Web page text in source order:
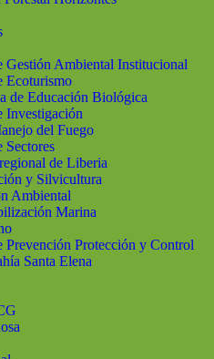
Gestión Ambiental Institucional
Ecoturismo
de Educación Biológica
Investigación
del Fuego
Sectores
de Liberia
y Silvicultura
Ambiental
Marina
Prevención Protección y Control
Santa Elena